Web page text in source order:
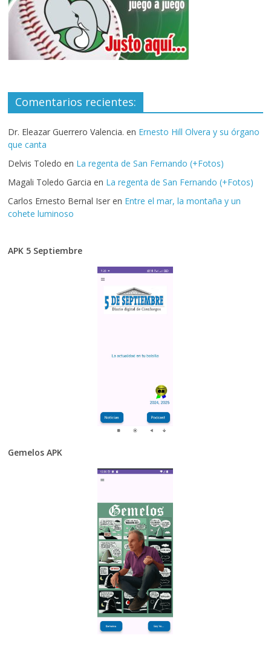
Comentarios recientes:
Dr. Eleazar Guerrero Valencia. en Ernesto Hill Olvera y su órgano
que canta
Delvis Toledo en La regenta de San Fernando (+Fotos)
Magali Toledo Garcia en La regenta de San Fernando (+Fotos)
Carlos Ernesto Bernal Iser en Entre el mar, la montaña y un
cohete luminoso
APK 5 Septiembre
Gemelos APK